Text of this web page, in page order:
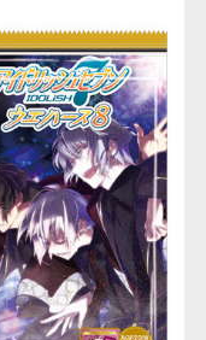
ドラゴンボール
アンパンマン たまご
ポケモンキッズ
ポケモンスケールワ
ールド